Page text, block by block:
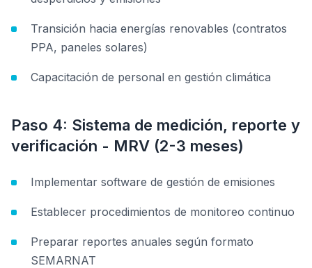
Transición hacia energías renovables (contratos
PPA, paneles solares)
Capacitación de personal en gestión climática
Paso 4: Sistema de medición, reporte y
verificación - MRV (2-3 meses)
Implementar software de gestión de emisiones
Establecer procedimientos de monitoreo continuo
Preparar reportes anuales según formato
SEMARNAT